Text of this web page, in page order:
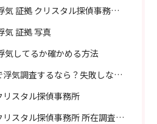
証拠 クリスタル探偵事務所 相談 無料
気 証拠 写真
気してるか確かめる方法
調査するなら？失敗しない探偵の選び方
リスタル探偵事務所
スタル探偵事務所 所在調査 得意